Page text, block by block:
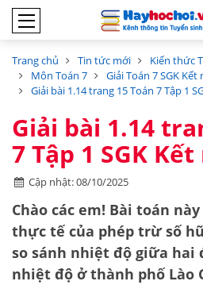
Trang chủ Tin tức mới Kiến thức
Môn Toán 7
Giải Toán 7 SGK
Giải bài 1.14 trang 15 Toán 7 Tập 1
Giải bài 1.14
7 Tập 1 SGK
Cập nhật: 08/10/2025
Chào các em! Bài toán
thực tế của phép trừ số
so sánh nhiệt độ giữa hai
nhiệt độ ở thành phố Lào